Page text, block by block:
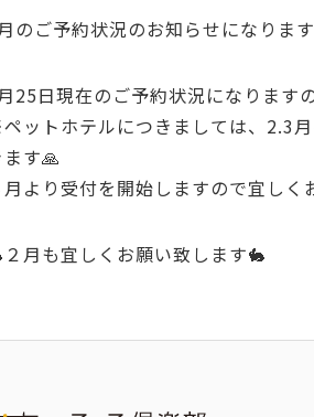
のご予約状況のお知らせになりま
25日現在のご予約状況になります
ットホテルにつきましては、2.3
ます🙏
月より受付を開始しますので宜しく
２月も宜しくお願い致します🐇